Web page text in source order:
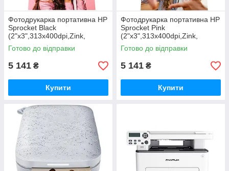
Фотодрукарка портативна HP
Sprocket Black
(2"x3",313x400dpi,Zink,
64MB,Bluetooth, чорний)
(HPISPB)
Готово до відправки
5 141 ₴
Купити
Фотодрукарка портативна HP
Sprocket Pink
(2"x3",313x400dpi,Zink,
64MB,Bluetooth, рожевий)
(HPISPP)
Готово до відправки
5 141 ₴
Купити